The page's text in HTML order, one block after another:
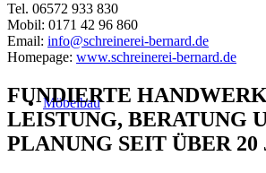
Möbelbau
Tel. 06572 933 830
Mobil: 0171 42 96 860
Email: info@schreinerei-bernard.de
Homepage: www.schreinerei-bernard.de
FUNDIERTE
LEISTUNG, BERATUNG
PLANUNG SEIT ÜBER 20